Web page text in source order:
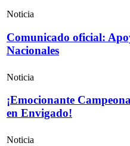
Noticia
Comunicado oficial:
Nacionales
Noticia
¡Emocionante
en Envigado!
Noticia